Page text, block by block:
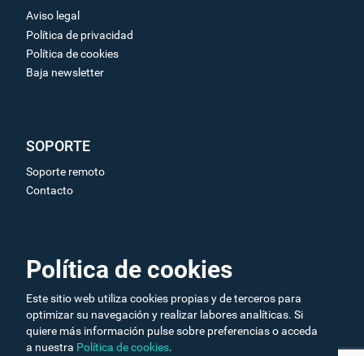
Aviso legal
Política de privacidad
Política de cookies
Baja newsletter
SOPORTE
Soporte remoto
Contacto
ENLACES DE INTERÉS
Ofertas de trabajo
Política de cookies
Este sitio web utiliza cookies propias y de terceros para
optimizar su navegación y realizar labores analíticas. Si
quiere más información pulse sobre preferencias o acceda
a nuestra Política de cookies.